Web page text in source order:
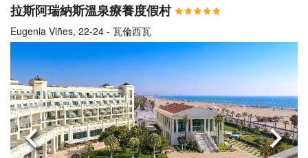
拉斯阿瑞納斯溫泉療養度假村
Eugenia Viñes, 22-24 - 瓦倫西瓦
上一頁 下一